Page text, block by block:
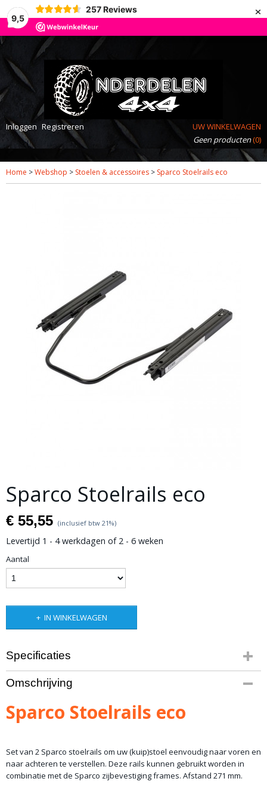
9,5
257 Reviews ×
Inloggen Registreren
UW WINKELWAGEN
Geen producten(0)
Home >Webshop > Stoelen & accessoires > Sparco Stoelrails eco
Sparco Stoelrails eco
€ 55,55 (inclusief btw 21%)
Levertijd 1 - 4 werkdagen of 2 - 6 weken
Aantal
IN WINKELWAGEN
Specificaties
Bruto gewicht
4,00 Kg
Omschrijving
Sparco Stoelrails eco
Set van 2 Sparco stoelrails om uw (kuip)stoel eenvoudig naar voren en
naar achteren te verstellen. Deze rails kunnen gebruikt worden in
combinatie met de Sparco zijbevestiging frames. Afstand 271 mm.